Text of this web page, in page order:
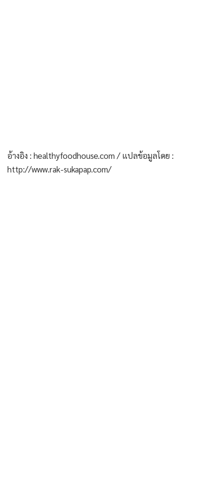
อ้างอิง : healthyfoodhouse.com / แปลข้อมูลโดย :
http://www.rak-sukapap.com/